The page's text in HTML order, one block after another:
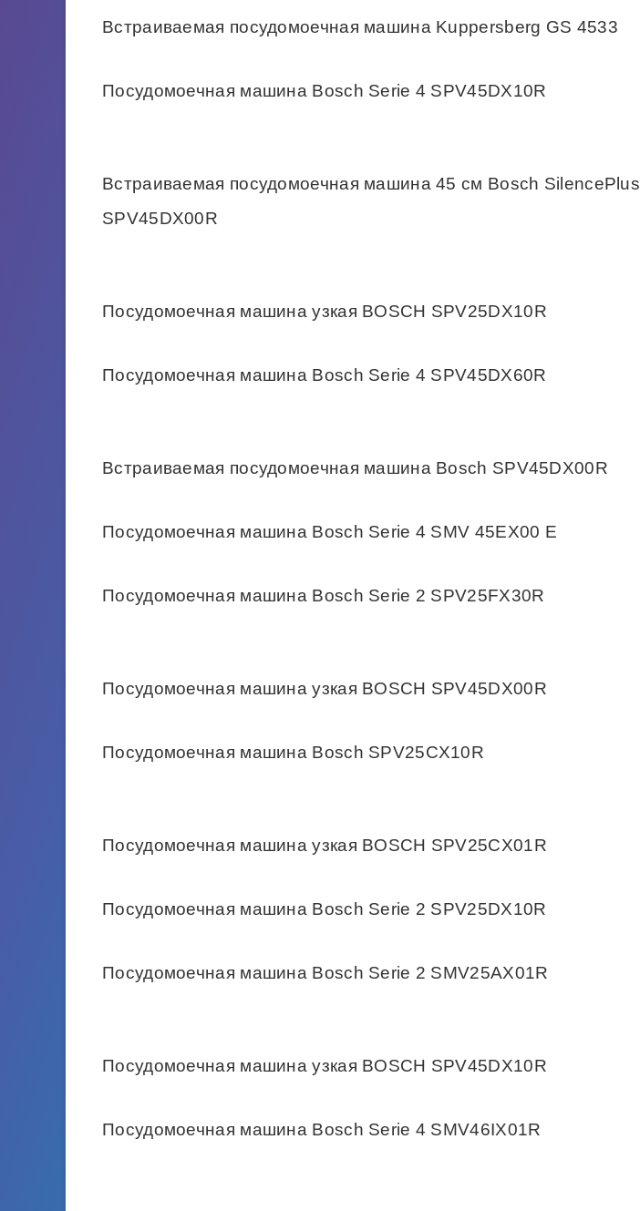
Встраиваемая посудомоечная машина Kuppersberg GS 4533
Посудомоечная машина Bosch Serie 4 SPV45DX10R
Встраиваемая посудомоечная машина 45 см Bosch SilencePlus
SPV45DX00R
Посудомоечная машина узкая BOSCH SPV25DX10R
Посудомоечная машина Bosch Serie 4 SPV45DX60R
Встраиваемая посудомоечная машина Bosch SPV45DX00R
Посудомоечная машина Bosch Serie 4 SMV 45EX00 E
Посудомоечная машина Bosch Serie 2 SPV25FX30R
Посудомоечная машина узкая BOSCH SPV45DX00R
Посудомоечная машина Bosch SPV25CX10R
Посудомоечная машина узкая BOSCH SPV25CX01R
Посудомоечная машина Bosch Serie 2 SPV25DX10R
Посудомоечная машина Bosch Serie 2 SMV25AX01R
Посудомоечная машина узкая BOSCH SPV45DX10R
Посудомоечная машина Bosch Serie 4 SMV46IX01R